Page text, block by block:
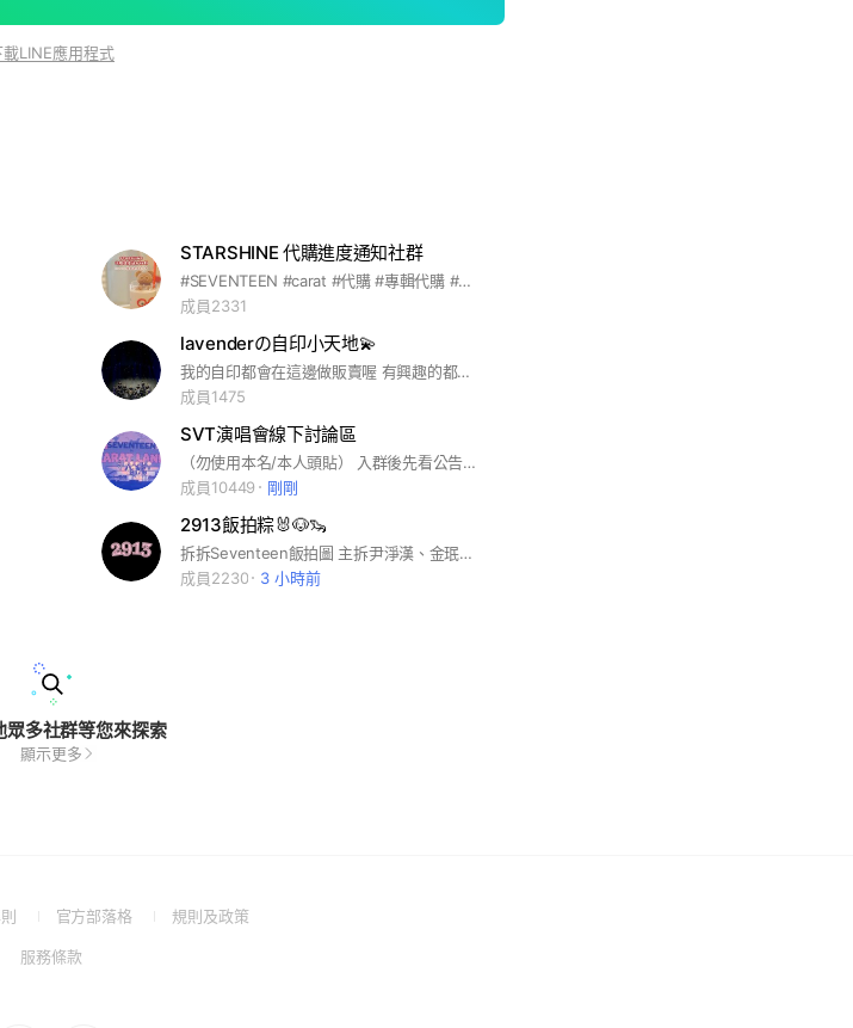
載LINE應用程式
STARSHINE 代購進度通知社群
#SEVENTEEN #carat #代購 #專輯代購 #韓國代購 #韓站代購 #娃娃代購
成員2331
lavenderの自印小天地💫
我的自印都會在這邊做販賣喔 有興趣的都可以加入💕
成員1475
SVT演唱會線下討論區
（勿使用本名/本人頭貼） 入群後先看公告 發問前先做功課 勿一進群就伸手牌 再麻煩配合🫡
成員10449
剛剛
2913飯拍粽🐰🐶🦦
拆拆Seventeen飯拍圖 主拆尹淨漢、金珉奎、李燦 所有成員都可拆拆 #seventeen #淨漢 #珉奎 #李燦
成員2230
3 小時前
眾多社群等您來探索
顯示更多
(Open
a
官方部落格
(Open規則及政策(Open
服務條款(Open